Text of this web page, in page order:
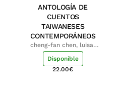
ANTOLOGÍA DE
CUENTOS
TAIWANESES
CONTEMPORÁNEOS
cheng-fan chen, luisa;
shu-ying chang, luisa
Disponible
22.00€